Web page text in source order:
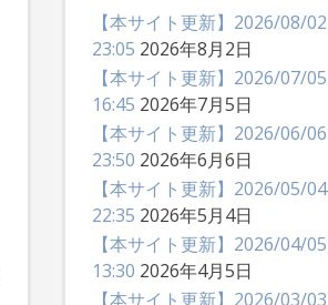
【本サイト更新】2026/08/02
23:05 2026年8月2日
【本サイト更新】2026/07/05
16:45 2026年7月5日
【本サイト更新】2026/06/06
23:50 2026年6月6日
【本サイト更新】2026/05/04
22:35 2026年5月4日
【本サイト更新】2026/04/05
13:30 2026年4月5日
【本サイト更新】2026/03/03